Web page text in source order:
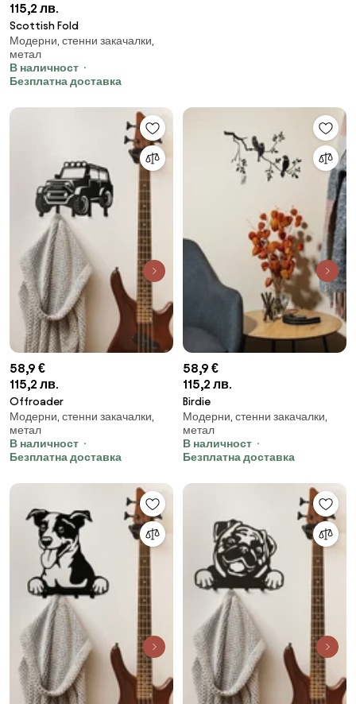
115,2 лв.
Scottish Fold
Модерни, стенни закачалки,
метал
В наличност
Безплатна доставка
58,9 €
115,2 лв.
Offroader
Модерни, стенни закачалки,
метал
В наличност
Безплатна доставка
58,9 €
115,2 лв.
Birdie
Модерни, стенни закачалки,
метал
В наличност
Безплатна доставка